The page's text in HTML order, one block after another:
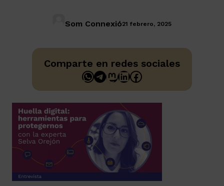
Som Connexió21 febrero, 2025
Comparte en redes sociales
WhatsApp
Telegram
Mastodon
LinkedIn
Facebook